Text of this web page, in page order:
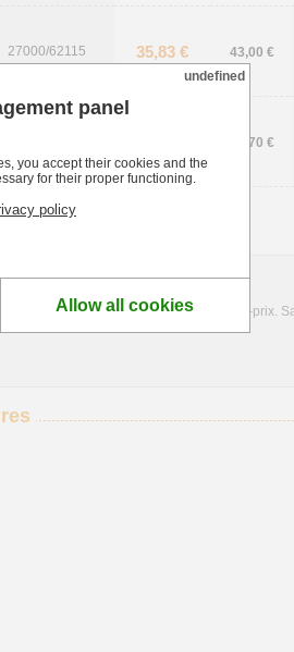
27000/62115 35,83 € 43,00 €
49,70 €
Bénéficie d'un excellent rapport qualité-prix.
undefined
panel
you accept their cookies and the
for their proper functioning.
policy
Allow all cookies